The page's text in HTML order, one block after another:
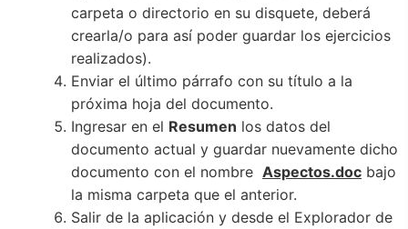
carpeta o directorio en su disquete, deberá
crearla/o para así poder guardar los ejercicios
realizados).
Enviar el último párrafo con su título a la
próxima hoja del documento.
Ingresar en el Resumen los datos del
documento actual y guardar nuevamente dicho
documento con el nombre Aspectos.doc bajo
la misma carpeta que el anterior.
Salir de la aplicación y desde el Explorador de